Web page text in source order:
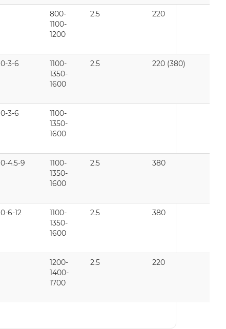
800-
1100-
1200
2.5 220
0-3-6
1100-
1350-
1600
2.5 220 (380)
0-3-6
1100-
1350-
1600
0-4.5-9
1100-
1350-
1600
2.5 380
0-6-12
1100-
1350-
1600
2.5 380
1200-
1400-
1700
2.5 220